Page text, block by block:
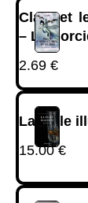
Clara et
– Le
2.69 €
La belle
15.00€